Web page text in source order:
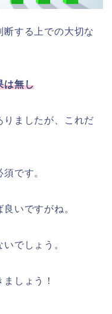
する上での大切な
は無し
りましたが、これだ
です。
いですがね。
でしょう。
しょう！